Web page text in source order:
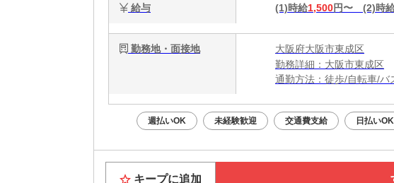
給与 (1)時給1,500円〜 (2)時
勤務地・面接地
大阪府大阪市東成区
勤務詳細：大阪市東成区
通勤方法：徒歩/自転車/バ
週払いOK 未経験歓迎 交通費支給 日払いOK
キープに追加